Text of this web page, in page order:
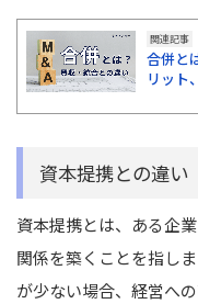
関連記事
合併と
リット
資本提携との違い
資本提携とは、ある企
関係を築くことを指し
が少ない場合、経営へ